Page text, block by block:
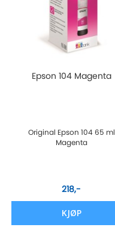
Epson 104 Magenta
Original Epson 104 65 ml
Magenta
218,-
KJØP